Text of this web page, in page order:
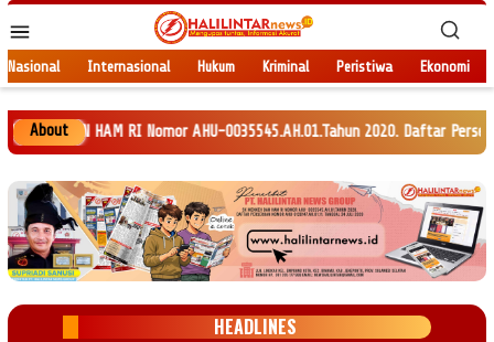
ke
kontenMobile
Nasional Internasional Hukum Kriminal Peristiwa Ekonomi
AboutDAN HAM RI Nomor AHU-0035545.AH.01.Tahun 2020. Daftar
HEADLINES